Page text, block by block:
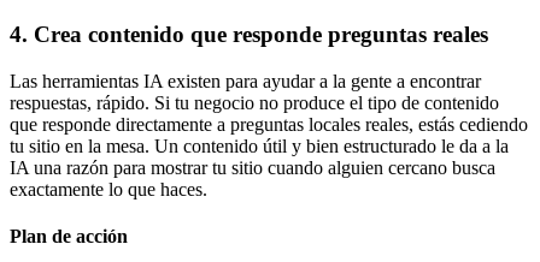
4. Crea contenido que responde preguntas reales
Las herramientas IA existen para ayudar a la gente a encontrar
respuestas, rápido. Si tu negocio no produce el tipo de contenido
que responde directamente a preguntas locales reales, estás cediendo
tu sitio en la mesa. Un contenido útil y bien estructurado le da a la
IA una razón para mostrar tu sitio cuando alguien cercano busca
exactamente lo que haces.
Plan de acción